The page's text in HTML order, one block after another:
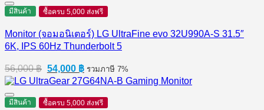
1,850 ฿.1,750 ฿.
มีสินค้า ซื้อครบ 5,000 ส่งฟรี
Monitor (จอมอนิเตอร์) LG UltraFine evo 32U990A-S 31.5″
6K, IPS 60Hz Thunderbolt 5
56,000฿ Original
price
was:
56,000 ฿.
54,000 ฿Current
price
is:
54,000 ฿.
รวมภาษี 7%
มีสินค้า ซื้อครบ 5,000 ส่งฟรี